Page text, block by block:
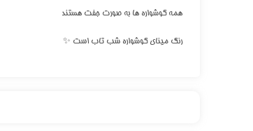
همه گوشواره ها به صورت جفت هستند
رنگ مینای گوشواره شب تاب است ✨